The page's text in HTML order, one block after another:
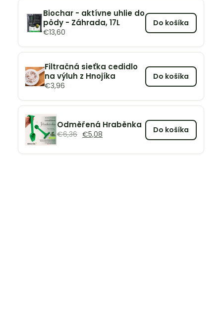
Biochar - aktívne uhlie do
pôdy - Záhrada, 17L
€13,60
Do košíka
Filtračná sieťka cedidlo
na výluh z Hnojíka
€3,96
Do košíka
Odměřená Hraběnka
€6,36 €5,08 Do košíka